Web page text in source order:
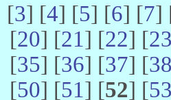
[3] [4] [5] [6] [7]
[20] [21] [22] [23
[35] [36] [37] [38
[50] [51] [52] [53